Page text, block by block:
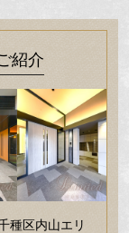
紹介
種区内山エリ